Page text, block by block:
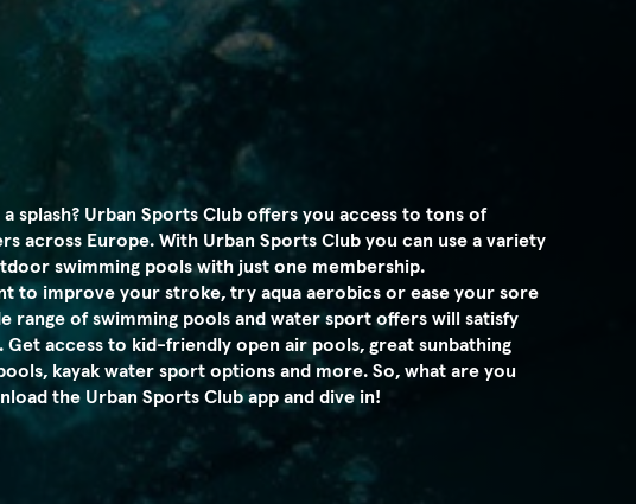
splash? Urban Sports Club offers you access to tons of
across Europe. With Urban Sports Club you can use a variety
swimming pools with just one membership.
to improve your stroke, try aqua aerobics or ease your sore
range of swimming pools and water sport offers will satisfy
Get access to kid-friendly open air pools, great sunbathing
kayak water sport options and more. So, what are you
the Urban Sports Club app and dive in!